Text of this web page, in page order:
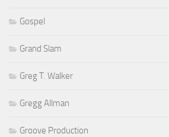
Gospel
Grand Slam
Greg T. Walker
Gregg Allman
Groove Production